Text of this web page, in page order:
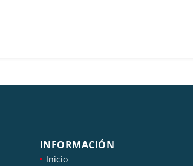
INFORMACIÓN
Inicio